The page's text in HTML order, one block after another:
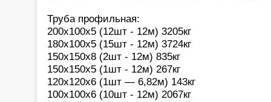
Труба профильная:
200х100х5 (12шт - 12м) 3205кг
180х100х5 (15шт - 12м) 3724кг
150х150х8 (2шт - 12м) 835кг
150х150х5 (1шт - 12м) 267кг
120х120х6 (1шт — 6,82м) 143кг
100х100х6 (10шт - 12м) 2067кг